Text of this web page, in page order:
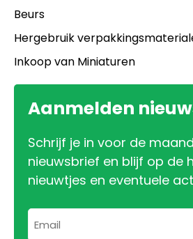
Beurs
Hergebruik
Inkoop van Miniaturen
Aanmelden
Schrijf je in voor de
nieuwsbrief en blijf op de
nieuwtjes en eventuele